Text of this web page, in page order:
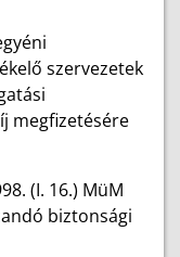
szervezetek
megfizetésére
(I. 16.) MüM
biztonsági